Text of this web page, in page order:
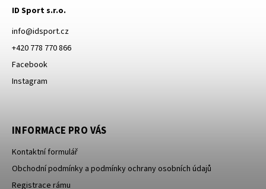
ID Sport s.r.o.
info@idsport.cz
+420 778 770 866
Facebook
Instagram
INFORMACE PRO VÁS
Kontaktní formulář
Obchodní podmínky a podmínky ochrany osobních údajů
Registrace rámu